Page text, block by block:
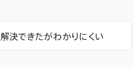
解決できたがわかりにくい